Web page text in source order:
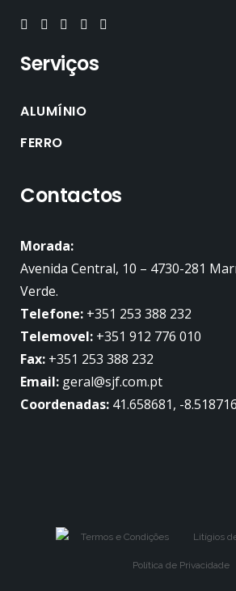
Serviços
ALUMÍNIO
FERRO
Contactos
Morada:
Avenida Central, 10 – 4730-281
Verde.
Telefone: +351 253 388 232
Telemovel: +351 912 776 010
Fax: +351 253 388 232
Email: geral@sjf.com.pt
Coordenadas: 41.658681, -8.518716
Termos e Condições Litígios
Política de Privacidade